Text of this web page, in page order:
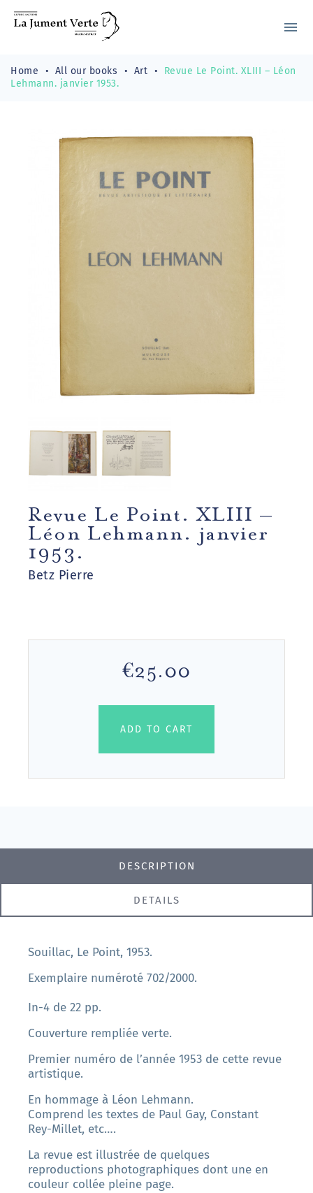
menu
Home All our books Art
Revue Le Point. XLIII – Léon
Lehmann. janvier 1953.
Revue Le Point. XLIII –
Léon Lehmann. janvier
1953.
Betz Pierre
€25.00
ADD TO CART
DESCRIPTION
DETAILS
Souillac, Le Point, 1953.
Exemplaire numéroté 702/2000.
In-4 de 22 pp.
Couverture rempliée verte.
Premier numéro de l’année 1953 de cette revue
artistique.
En hommage à Léon Lehmann.
Comprend les textes de Paul Gay, Constant
Rey-Millet, etc….
La revue est illustrée de quelques
reproductions photographiques dont une en
couleur collée pleine page.